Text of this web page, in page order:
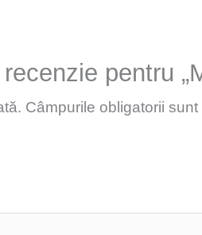
pentru
Câmpurile obligatorii